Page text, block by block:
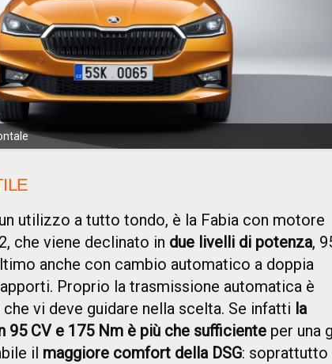
utilizzo a tutto tondo, è la Fabia con motore
che viene declinato in due livelli di potenza,
anche con cambio automatico a doppia
Proprio la trasmissione automatica è
vi deve guidare nella scelta. Se infatti la
95 CV e 175 Nm è più che sufficiente per una
il maggiore comfort della DSG: soprattutto